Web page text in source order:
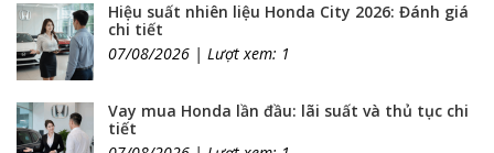
Hiệu suất nhiên liệu Honda City 2026: Đánh giá
chi tiết
07/08/2026 | Lượt xem: 1
Vay mua Honda lần đầu: lãi suất và thủ tục chi
tiết